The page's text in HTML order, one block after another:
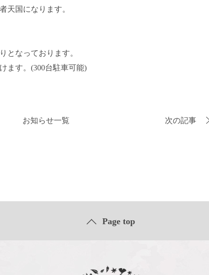
天国になります。
となっております。
ます。(300台駐車可能)
お知らせ一覧 次の記事
Page top